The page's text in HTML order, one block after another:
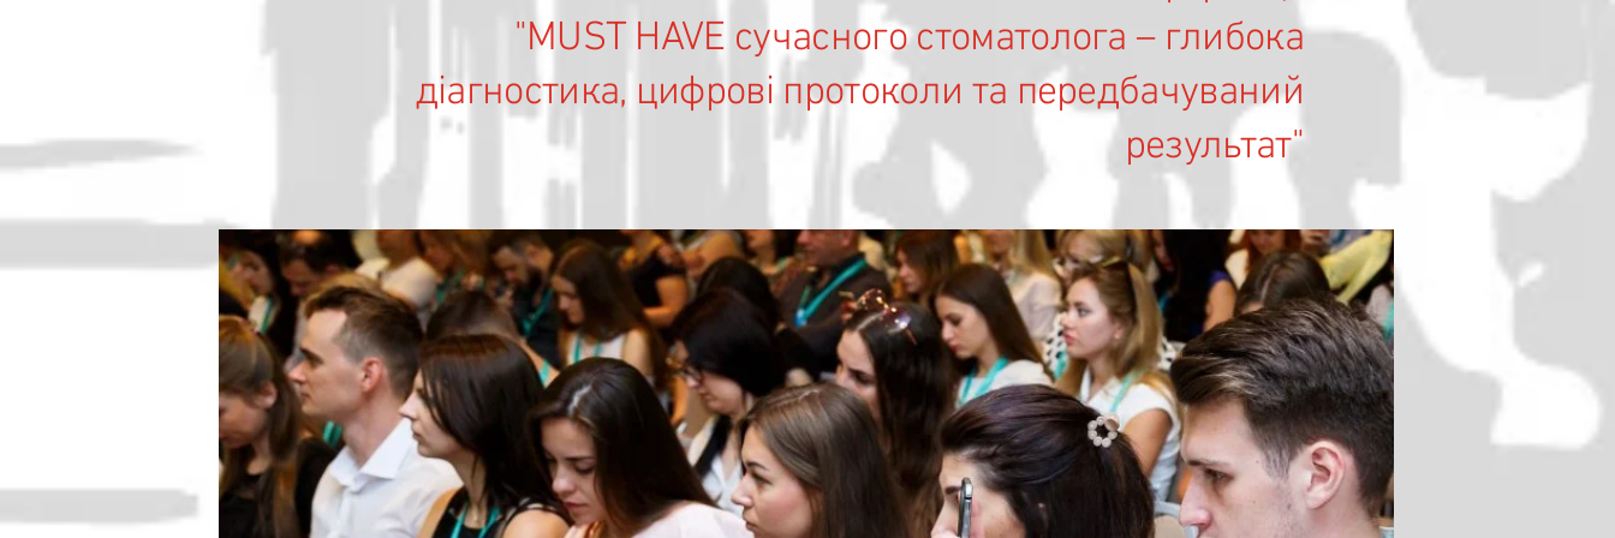
"MUST HAVE сучасного стоматолога – глибока
діагностика, цифрові протоколи та передбачуваний
результат"